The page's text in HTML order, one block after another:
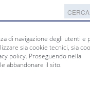
di navigazione degli utenti e
sia cookie tecnici, sia
policy. Proseguendo nella
abbandonare il sito.